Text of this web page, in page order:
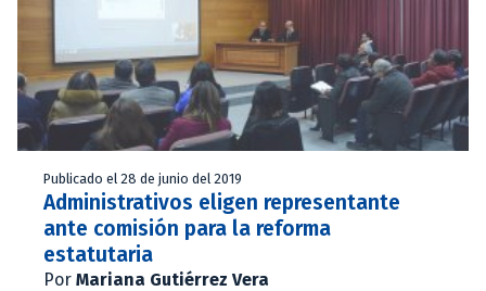
Publicado el 28 de junio del 2019
Administrativos eligen representante
ante comisión para la reforma
estatutaria
Por Mariana Gutiérrez Vera